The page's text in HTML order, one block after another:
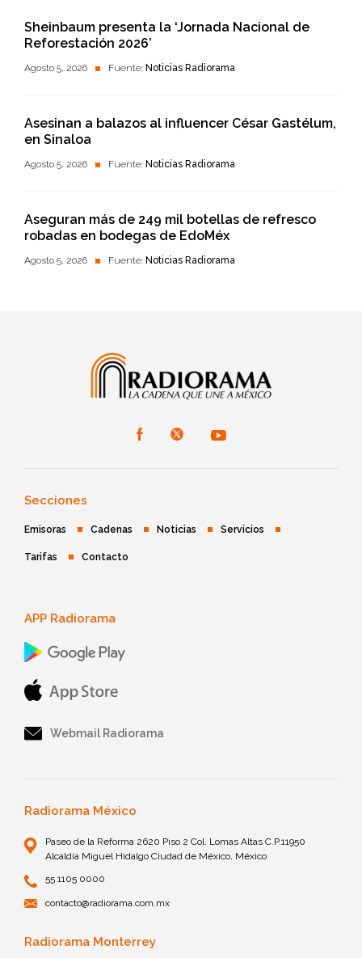
Sheinbaum presenta la ‘Jornada Nacional de
Reforestación 2026’
Agosto 5, 2026 Fuente: Noticias Radiorama
Asesinan a balazos al influencer César Gastélum,
en Sinaloa
Agosto 5, 2026 Fuente: Noticias Radiorama
Aseguran más de 249 mil botellas de refresco
robadas en bodegas de EdoMéx
Agosto 5, 2026 Fuente: Noticias Radiorama
Secciones
Emisoras Cadenas Noticias Servicios
Tarifas Contacto
APP Radiorama
Webmail Radiorama
Radiorama México
Paseo de la Reforma 2620 Piso 2 Col. Lomas Altas C.P.11950
Alcaldía Miguel Hidalgo Ciudad de México, México
55 1105 0000
contacto@radiorama.com.mx
Radiorama Monterrey